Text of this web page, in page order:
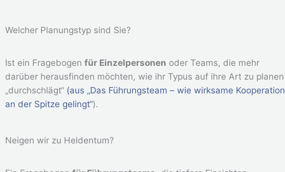
Welcher Planungstyp sind Sie?
Ist ein Fragebogen für Einzelpersonen oder Teams, die mehr
darüber herausfinden möchten, wie ihr Typus auf ihre Art zu planen
„durchschlägt“ (aus „Das Führungsteam – wie wirksame Kooperation
an der Spitze gelingt“).
Neigen wir zu Heldentum?